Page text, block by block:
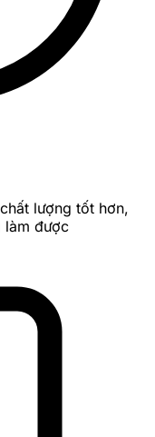
lượng tốt hơn,
làm được